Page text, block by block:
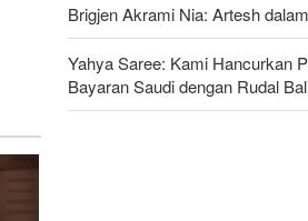
Brigjen Akrami Nia: Artesh
Yahya Saree: Kami Hancurkan
Bayaran Saudi dengan Rudal